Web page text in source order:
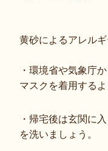
黄砂によるアレル
・環境省や気象庁
マスクを着用するよ
・帰宅後は玄関に
を洗いましょう。